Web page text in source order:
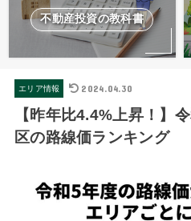
不動産投資の教科書
エリア情報 2024.04.30
【昨年比4.4%上昇！】
区の路線価ランキング